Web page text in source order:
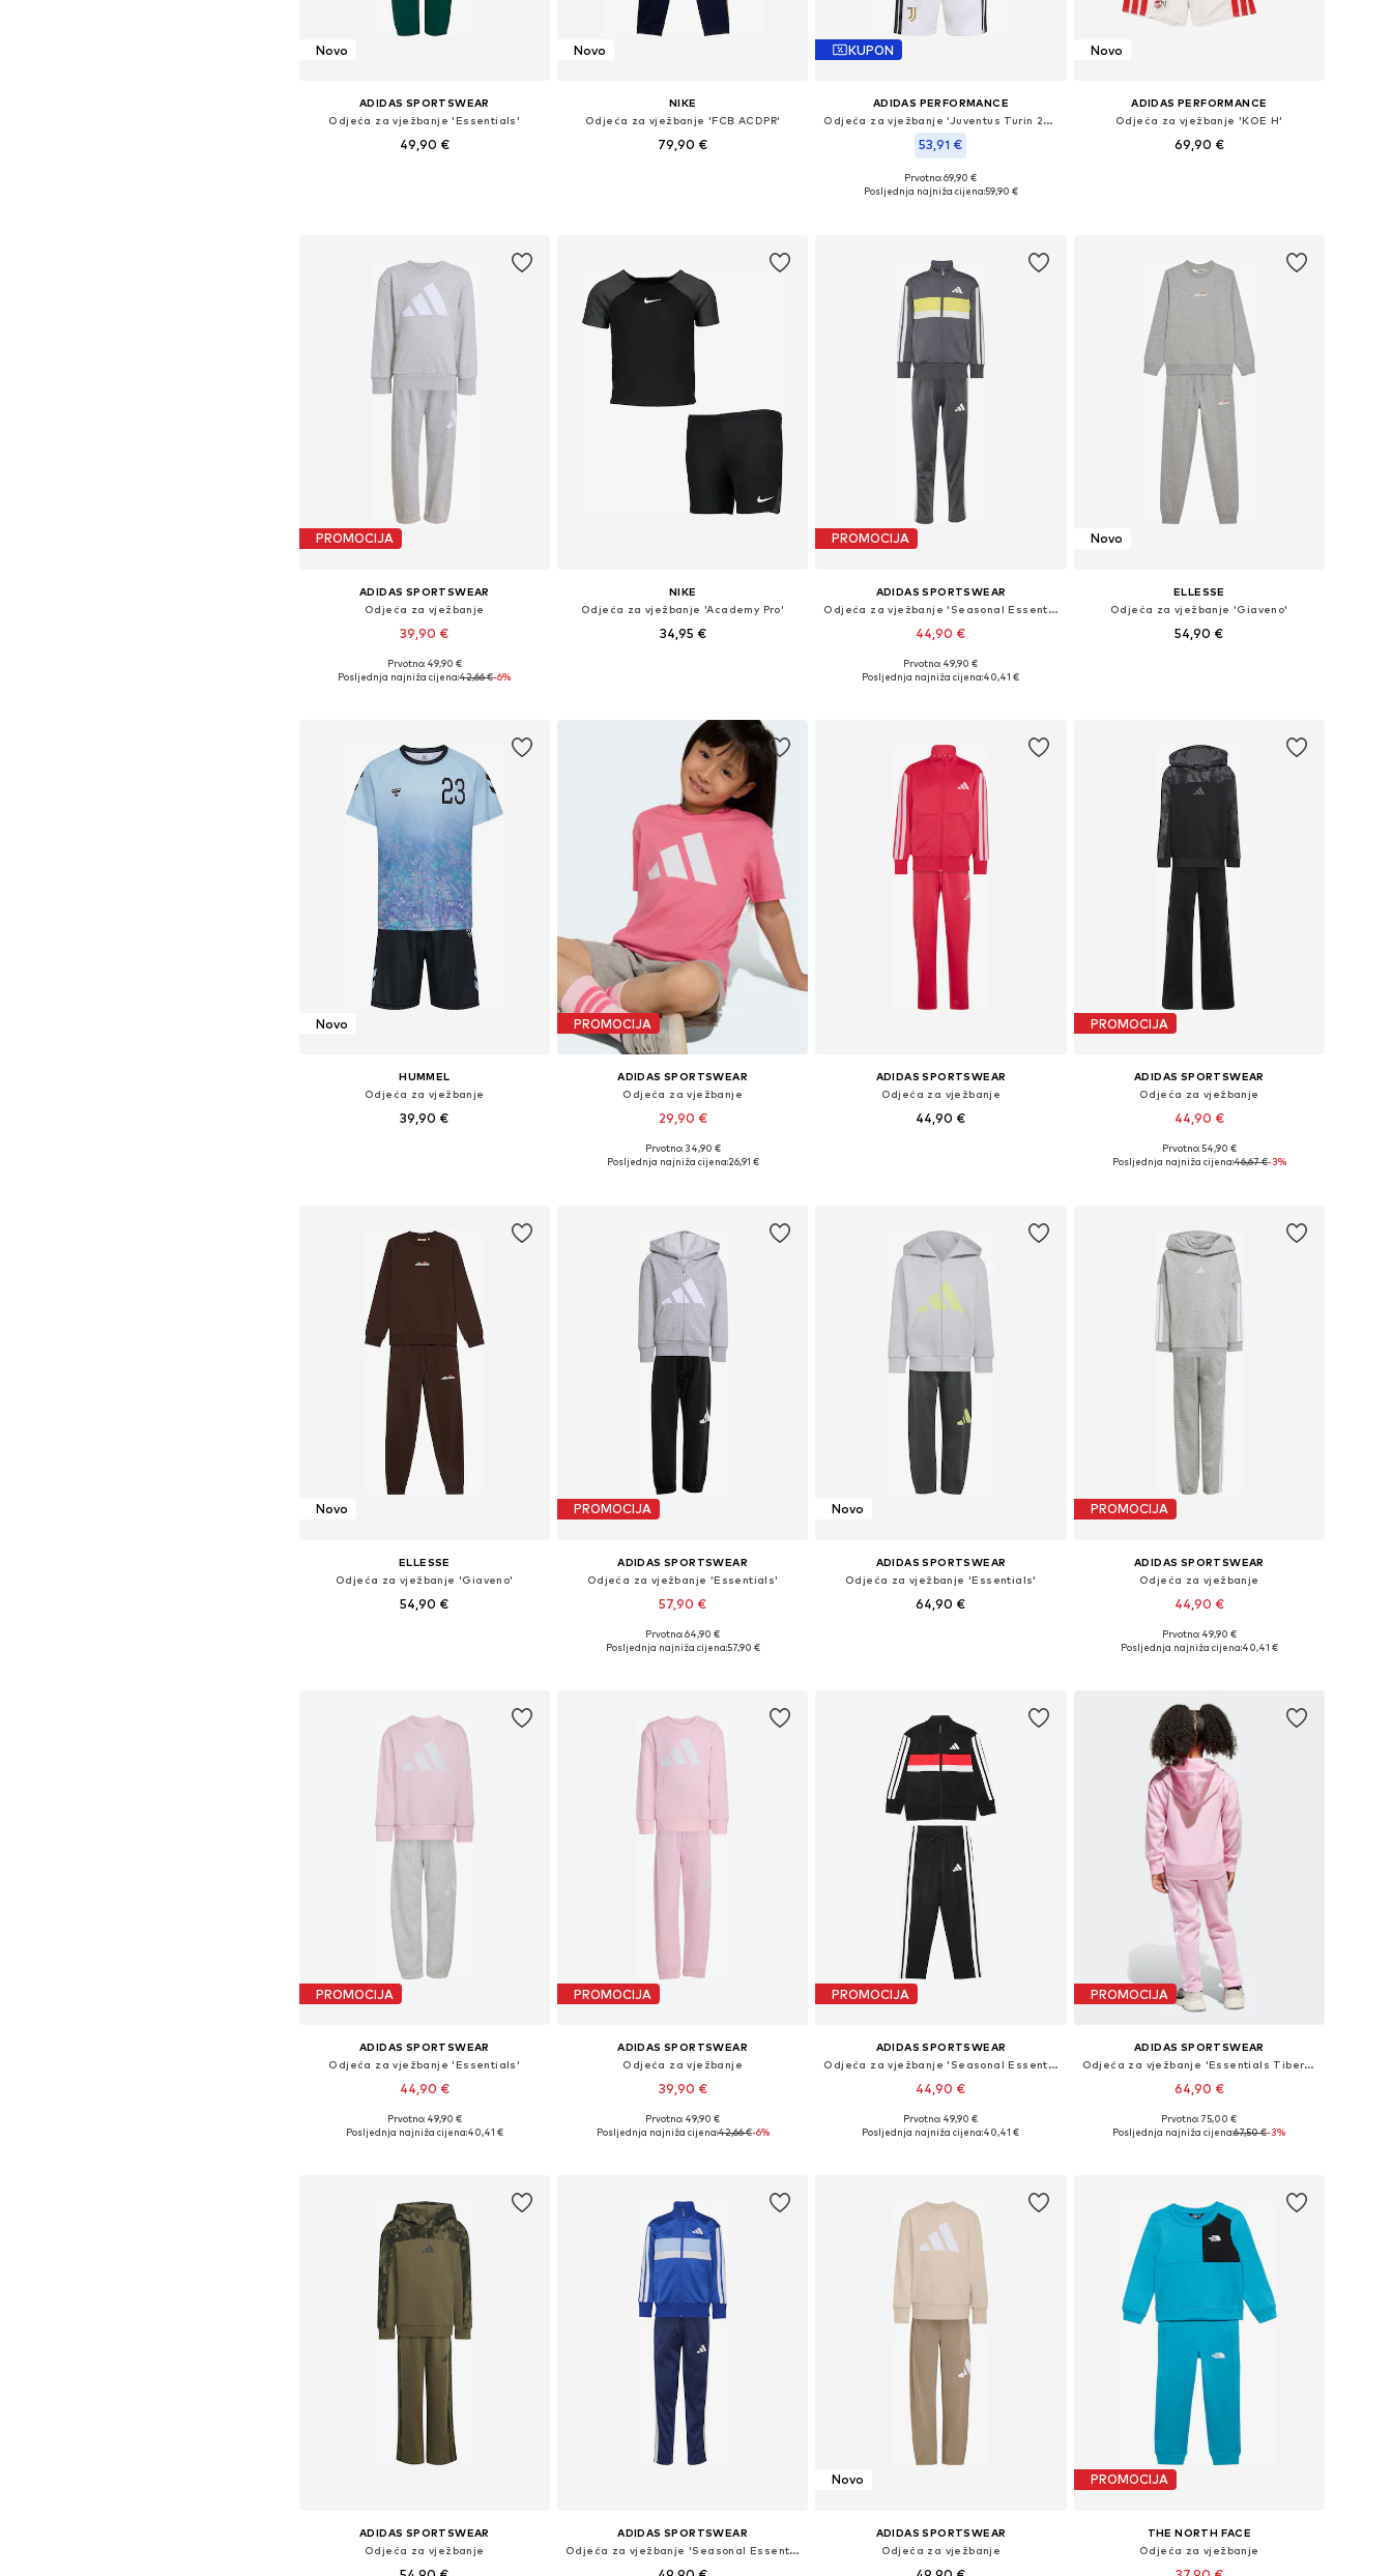
Novo
ADIDAS SPORTSWEAR
Odjeća za vježbanje 'Essentials'
49,90 €
Novo
NIKE
Odjeća za vježbanje 'FCB ACDPR'
79,90 €
KUPON
ADIDAS PERFORMANCE
Odjeća za vježbanje 'Juventus Turin 26/27'
53,91 €
Dostupne veličine: 92, 98, 104, 116
Prvotno: 69,90 €
Posljednja najniža cijena:59,90 €
Novo
ADIDAS PERFORMANCE
Odjeća za vježbanje 'KOE H'
69,90 €
PROMOCIJA
ADIDAS SPORTSWEAR
Odjeća za vježbanje
39,90 €
Dostupne veličine: 104, 110, 116, 122, 128
Prvotno: 49,90 €
Posljednja najniža cijena:42,66 €-6%
NIKE
Odjeća za vježbanje 'Academy Pro'
34,95 €
PROMOCIJA
ADIDAS SPORTSWEAR
Odjeća za vježbanje 'Seasonal Essentials Tiberio'
44,90 €
+ 2
Dostupne veličine: 104, 110, 116, 122, 128
Prvotno: 49,90 €
Posljednja najniža cijena:40,41 €
Novo
ELLESSE
Odjeća za vježbanje 'Giaveno'
54,90 €
Novo
HUMMEL
Odjeća za vježbanje
39,90 €
PROMOCIJA
ADIDAS SPORTSWEAR
Odjeća za vježbanje
29,90 €
Dostupne veličine: 104, 110, 116, 122, 128
Prvotno: 34,90 €
Posljednja najniža cijena:26,91 €
ADIDAS SPORTSWEAR
Odjeća za vježbanje
44,90 €
PROMOCIJA
ADIDAS SPORTSWEAR
Odjeća za vježbanje
44,90 €
Dostupno u više veličina
Prvotno: 54,90 €
Posljednja najniža cijena:46,67 €-3%
Novo
ELLESSE
Odjeća za vježbanje 'Giaveno'
54,90 €
PROMOCIJA
ADIDAS SPORTSWEAR
Odjeća za vježbanje 'Essentials'
57,90 €
Dostupne veličine: 104, 110, 116, 122, 128
Prvotno: 64,90 €
Posljednja najniža cijena:57,90 €
Novo
ADIDAS SPORTSWEAR
Odjeća za vježbanje 'Essentials'
64,90 €
PROMOCIJA
ADIDAS SPORTSWEAR
Odjeća za vježbanje
44,90 €
Dostupne veličine: 104, 110, 116, 122, 128
Prvotno: 49,90 €
Posljednja najniža cijena:40,41 €
PROMOCIJA
ADIDAS SPORTSWEAR
Odjeća za vježbanje 'Essentials'
44,90 €
+ 1
Dostupne veličine: 104, 110, 116, 122, 128
Prvotno: 49,90 €
Posljednja najniža cijena:40,41 €
PROMOCIJA
ADIDAS SPORTSWEAR
Odjeća za vježbanje
39,90 €
Dostupne veličine: 104, 110, 116, 122, 128
Prvotno: 49,90 €
Posljednja najniža cijena:42,66 €-6%
PROMOCIJA
ADIDAS SPORTSWEAR
Odjeća za vježbanje 'Seasonal Essentials Tiberio'
44,90 €
+ 2
Dostupne veličine: 104, 110, 116, 128
Prvotno: 49,90 €
Posljednja najniža cijena:40,41 €
PROMOCIJA
ADIDAS SPORTSWEAR
Odjeća za vježbanje 'Essentials Tiberio'
64,90 €
Dostupne veličine: 104, 110, 116, 122, 128
Prvotno: 75,00 €
Posljednja najniža cijena:67,50 €-3%
ADIDAS SPORTSWEAR
Odjeća za vježbanje
ADIDAS SPORTSWEAR
Odjeća za vježbanje 'Seasonal Essentials Tiberio'
Novo
ADIDAS SPORTSWEAR
Odjeća za vježbanje
PROMOCIJA
THE NORTH FACE
Odjeća za vježbanje